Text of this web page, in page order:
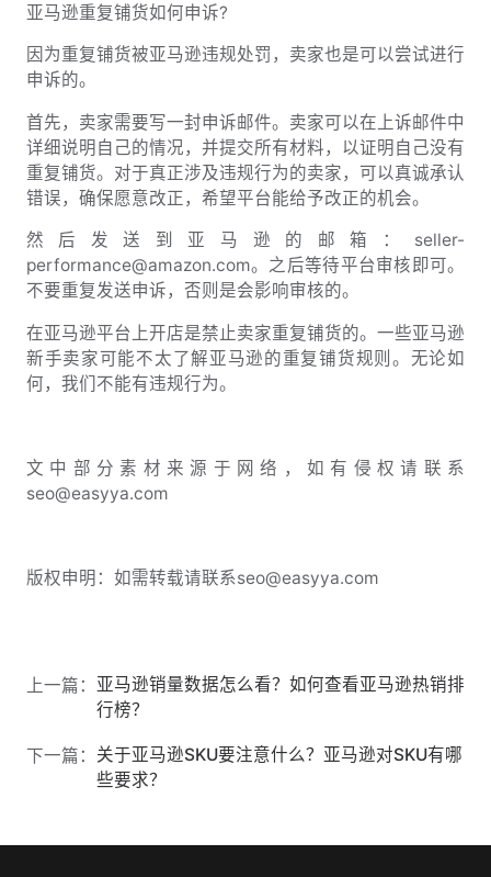
亚马逊重复铺货如何申诉?
因为重复铺货被亚马逊违规处罚，卖家也是可以尝试进行
申诉的。
首先，卖家需要写一封申诉邮件。卖家可以在上诉邮件中
详细说明自己的情况，并提交所有材料，以证明自己没有
重复铺货。对于真正涉及违规行为的卖家，可以真诚承认
错误，确保愿意改正，希望平台能给予改正的机会。
然后发送到亚马逊的邮箱：seller-
performance@amazon.com。之后等待平台审核即可。
不要重复发送申诉，否则是会影响审核的。
在亚马逊平台上开店是禁止卖家重复铺货的。一些亚马逊
新手卖家可能不太了解亚马逊的重复铺货规则。无论如
何，我们不能有违规行为。
文中部分素材来源于网络，如有侵权请联系
seo@easyya.com
版权申明：如需转载请联系seo@easyya.com
上一篇： 亚马逊销量数据怎么看？如何查看亚马逊热销排
行榜？
下一篇： 关于亚马逊SKU要注意什么？亚马逊对SKU有哪
些要求？